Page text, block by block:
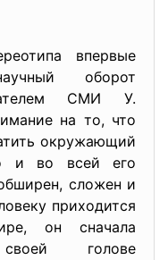
впервые
оборот
СМИ У.
на то, что
окружающий
и во всей его
сложен и
приходится
он сначала
голове